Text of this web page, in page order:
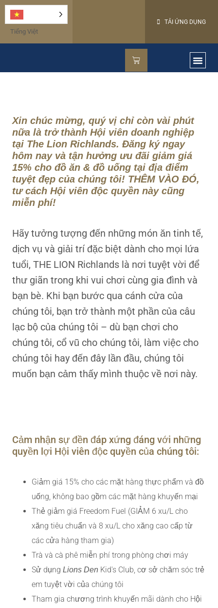
Tiếng Việt
TẢI ỨNG DỤNG
Xin chúc mừng, quý vị chỉ còn vài phút
nữa là trở thành Hội viên doanh nghiệp
tại The Lion Richlands. Đăng ký ngay
hôm nay và tận hưởng ưu đãi giảm giá
15% cho đồ ăn & đồ uống tại địa điểm
tuyệt đẹp của chúng tôi! THÊM VÀO ĐÓ,
tư cách Hội viên độc quyền này cũng
miễn phí!
Hãy tưởng tượng đến những món ăn tinh tế,
dịch vụ và giải trí đặc biệt dành cho mọi lứa
tuổi, THE LION Richlands là nơi tuyệt vời để
thư giãn trong khi vui chơi cùng gia đình và
bạn bè. Khi bạn bước qua cánh cửa của
chúng tôi, bạn trở thành một phần của câu
lạc bộ của chúng tôi – dù bạn chơi cho
chúng tôi, cổ vũ cho chúng tôi, làm việc cho
chúng tôi hay đến đây lần đầu, chúng tôi
muốn bạn cảm thấy mình thuộc về nơi này.
Cảm nhận sự đền đáp xứng đáng với những
quyền lợi Hội viên độc quyền của chúng tôi:
Giảm giá 15% cho các mặt hàng thực phẩm và đồ
uống, không bao gồm các mặt hàng khuyến mại
Thẻ giảm giá Freedom Fuel (GIẢM 6 xu/L cho
xăng tiêu chuẩn và 8 xu/L cho xăng cao cấp từ
các cửa hàng tham gia)
Trà và cà phê miễn phí trong phòng chơi máy
Sử dụng Lions Den Kid's Club, cơ sở chăm sóc trẻ
em tuyệt vời của chúng tôi
Tham gia chương trình khuyến mãi dành cho Hội